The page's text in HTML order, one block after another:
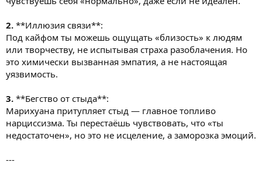
2. **Иллюзия связи**:
Под кайфом ты можешь ощущать «близость» к людям
или творчеству, не испытывая страха разоблачения. Но
это химически вызванная эмпатия, а не настоящая
уязвимость.
3. **Бегство от стыда**:
Марихуана притупляет стыд — главное топливо
нарциссизма. Ты перестаёшь чувствовать, что «ты
недостаточен», но это не исцеление, а заморозка эмоций.
---